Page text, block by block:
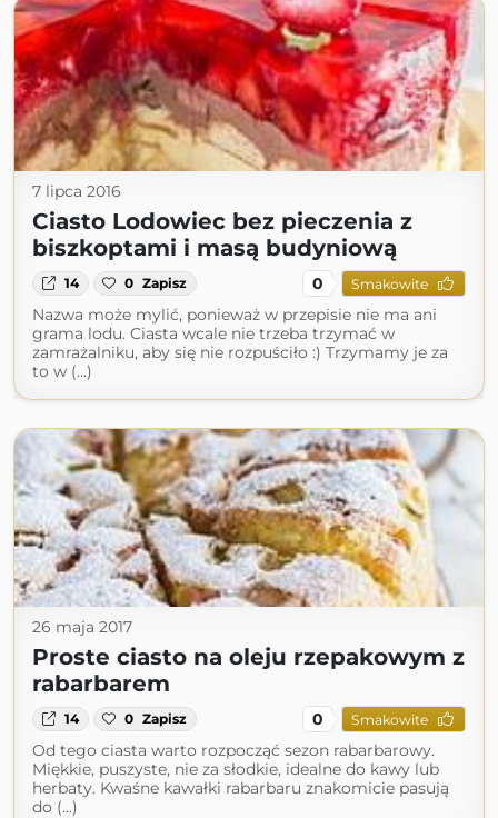
7 lipca 2016
Ciasto Lodowiec bez pieczenia z
biszkoptami i masą budyniową
14 0 Zapisz 0 Smakowite
Nazwa może mylić, ponieważ w przepisie nie ma ani
grama lodu. Ciasta wcale nie trzeba trzymać w
zamrażalniku, aby się nie rozpuściło :) Trzymamy je za
to w (...)
26 maja 2017
Proste ciasto na oleju rzepakowym z
rabarbarem
14 0 Zapisz 0 Smakowite
Od tego ciasta warto rozpocząć sezon rabarbarowy.
Miękkie, puszyste, nie za słodkie, idealne do kawy lub
herbaty. Kwaśne kawałki rabarbaru znakomicie pasują
do (...)